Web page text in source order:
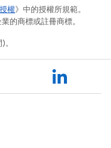
權》中的授權所規範。
的商標或註冊商標。